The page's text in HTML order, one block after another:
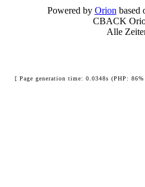
Powered by Orion based
CBACK
Alle
[ Page generation time: 0.0348s (PHP: